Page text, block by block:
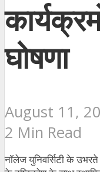
घोषणा
August 11,
2 Min Read
नॉलेज युनिवर्सिटी के